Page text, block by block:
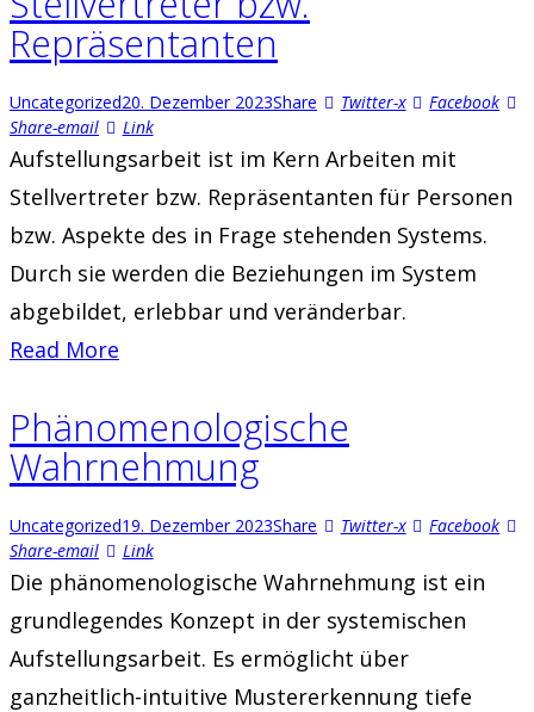
Repräsentanten
Uncategorized20. Dezember 2023Share Twitter-x
Facebook
Share-email
Link
Aufstellungsarbeit ist im Kern Arbeiten mit
Stellvertreter bzw. Repräsentanten für Personen
bzw. Aspekte des in Frage stehenden Systems.
Durch sie werden die Beziehungen im System
abgebildet, erlebbar und veränderbar.
Read More
Phänomenologische
Wahrnehmung
Uncategorized19. Dezember 2023Share Twitter-x
Facebook
Share-email
Link
Die phänomenologische Wahrnehmung ist ein
grundlegendes Konzept in der systemischen
Aufstellungsarbeit. Es ermöglicht über
ganzheitlich-intuitive Mustererkennung tiefe